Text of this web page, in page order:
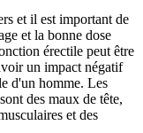
et il est important de
et la bonne dose
érectile peut être
un impact négatif
d'un homme. Les
des maux de tête,
et des